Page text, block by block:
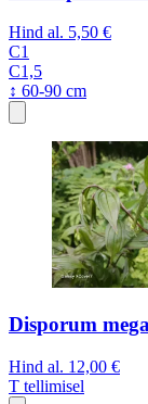
Hind al. 5,50 €
C1
C1,5
↕ 60-90 cm
Disporum
Hind al. 12,00 €
T tellimisel